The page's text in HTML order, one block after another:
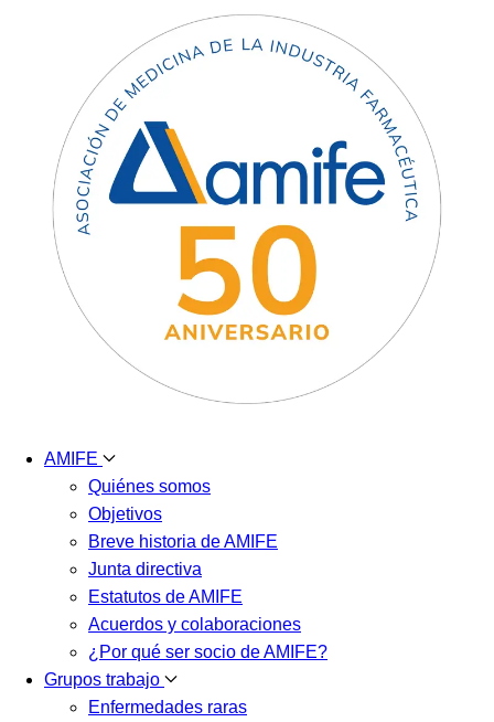
AMIFE
Quiénes somos
Objetivos
Breve historia de AMIFE
Junta directiva
Estatutos de AMIFE
Acuerdos y colaboraciones
¿Por qué ser socio de AMIFE?
Grupos trabajo
Enfermedades raras